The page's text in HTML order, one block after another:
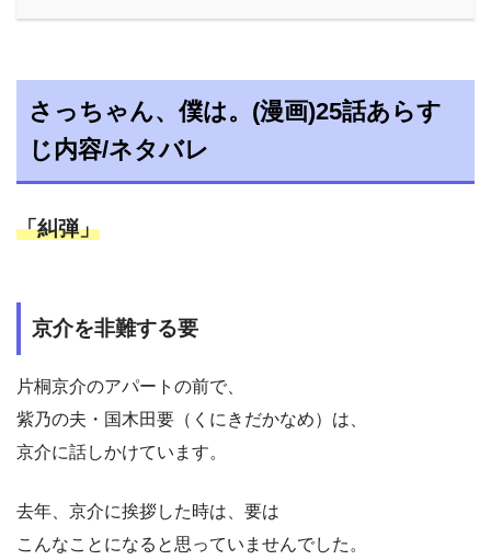
さっちゃん、僕は。(漫画)25話あらす
じ内容/ネタバレ
「糾弾」
京介を非難する要
片桐京介のアパートの前で、
紫乃の夫・国木田要（くにきだかなめ）は、
京介に話しかけています。
去年、京介に挨拶した時は、要は
こんなことになると思っていませんでした。